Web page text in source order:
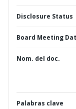
Disclosure Status
Board Meeting
Nom. del doc.
Palabras clave